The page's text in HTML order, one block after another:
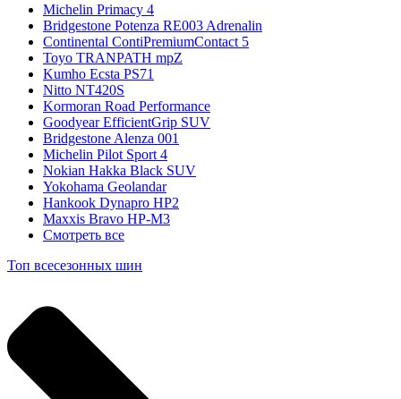
Michelin Primacy 4
Bridgestone Potenza RE003 Adrenalin
Continental ContiPremiumContact 5
Toyo TRANPATH mpZ
Kumho Ecsta PS71
Nitto NT420S
Kormoran Road Performance
Goodyear EfficientGrip SUV
Bridgestone Alenza 001
Michelin Pilot Sport 4
Nokian Hakka Black SUV
Yokohama Geolandar
Hankook Dynapro HP2
Maxxis Bravo HP-M3
Смотреть все
Топ всесезонных шин